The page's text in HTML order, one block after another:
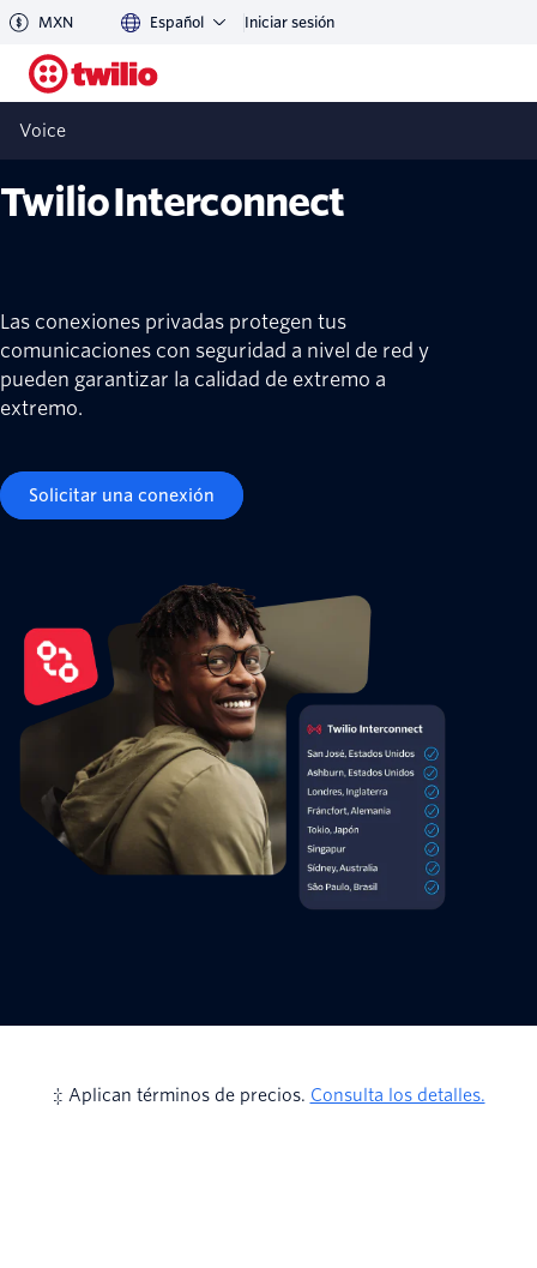
MXN Español Iniciar sesión
Voice
Twilio Interconnect
Las conexiones privadas protegen tus
comunicaciones con seguridad a nivel de red y
pueden garantizar la calidad de extremo a
extremo.
Solicitar una conexión
‡ Aplican términos de precios. Consulta los detalles.